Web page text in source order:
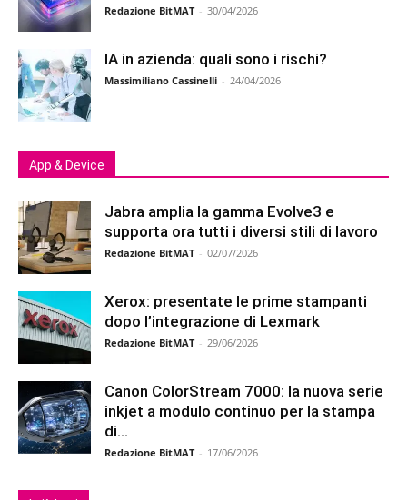
Redazione BitMAT - 30/04/2026
IA in azienda: quali sono i rischi?
Massimiliano Cassinelli - 24/04/2026
App & Device
Jabra amplia la gamma Evolve3 e
supporta ora tutti i diversi stili di lavoro
Redazione BitMAT - 02/07/2026
Xerox: presentate le prime stampanti
dopo l’integrazione di Lexmark
Redazione BitMAT - 29/06/2026
Canon ColorStream 7000: la nuova serie
inkjet a modulo continuo per la stampa
di...
Redazione BitMAT - 17/06/2026